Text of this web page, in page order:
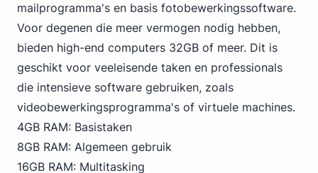
mailprogramma's en basis fotobewerkingssoftware.
Voor degenen die meer vermogen nodig hebben,
bieden high-end computers 32GB of meer. Dit is
geschikt voor veeleisende taken en professionals
die intensieve software gebruiken, zoals
videobewerkingsprogramma's of virtuele machines.
4GB RAM: Basistaken
8GB RAM: Algemeen gebruik
16GB RAM: Multitasking